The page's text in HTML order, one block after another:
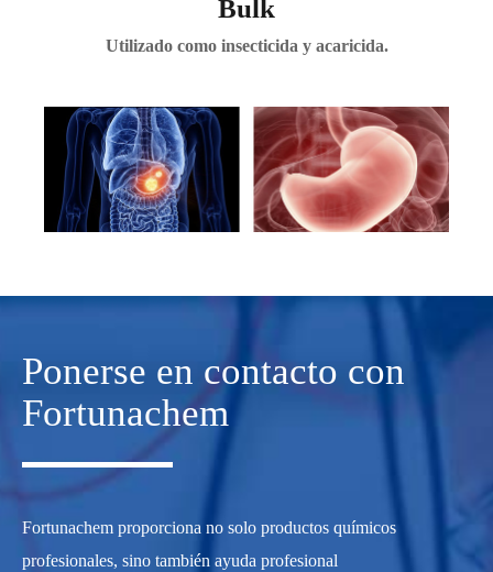
Bulk
Utilizado como insecticida y acaricida.
Ponerse en contacto con
Fortunachem
Fortunachem proporciona no solo productos químicos
profesionales, sino también ayuda profesional